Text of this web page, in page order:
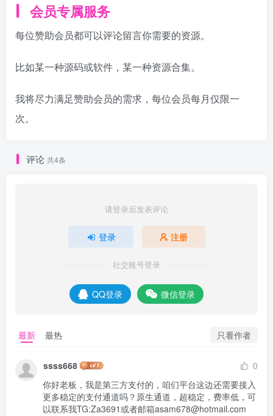
会员专属服务
每位赞助会员都可以评论留言你需要的资源。
比如某一种源码或软件，某一种资源合集。
我将尽力满足赞助会员的需求，每位会员每月仅限一
次。
评论 共4条
请登录后发表评论
登录 注册
社交账号登录
QQ登录 微信登录
最新 最热 只看作者
ssss668
0
你好老板，我是第三方支付的，咱们平台这边还需要接入
更多稳定的支付通道吗？原生通道，超稳定，费率低，可
以联系我TG:Za3691或者邮箱asam678@hotmail.com